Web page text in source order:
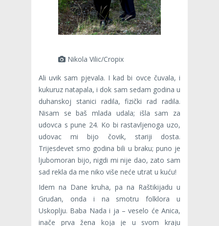
Nikola Vilic/Cropix
Ali uvik sam pjevala. I kad bi ovce čuvala, i
kukuruz natapala, i dok sam sedam godina u
duhanskoj stanici radila, fizički rad radila.
Nisam se baš mlada udala; išla sam za
udovca s pune 24. Ko bi rastavljenoga uzo,
udovac mi bijo čovik, stariji dosta.
Trijesdevet smo godina bili u braku; puno je
ljubomoran bijo, nigdi mi nije dao, zato sam
sad rekla da me niko više neće utrat u kuću!
Idem na Dane kruha, pa na Raštikijadu u
Grudan, onda i na smotru folklora u
Uskoplju. Baba Nada i ja – veselo će Anica,
inače prva žena koja je u svom kraju